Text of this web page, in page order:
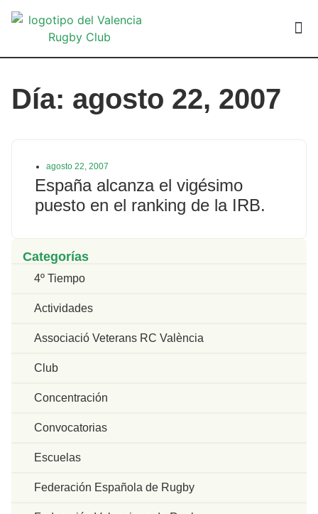
Día: agosto 22, 2007
agosto 22, 2007
España alcanza el vigésimo
puesto en el ranking de la IRB.
Categorías
4º Tiempo
Actividades
Associació Veterans RC València
Club
Concentración
Convocatorias
Escuelas
Federación Española de Rugby